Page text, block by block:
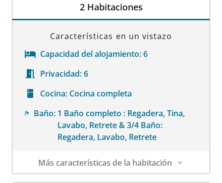
2 Habitaciones
Características en un vistazo
Capacidad del alojamiento:6
Privacidad:6
Cocina: Cocina completa
Baño: 1 Baño completo : Regadera, Tina,
Lavabo, Retrete & 3/4 Baño:
Regadera, Lavabo, Retrete
Más características de la habitación
Datos de la habitación